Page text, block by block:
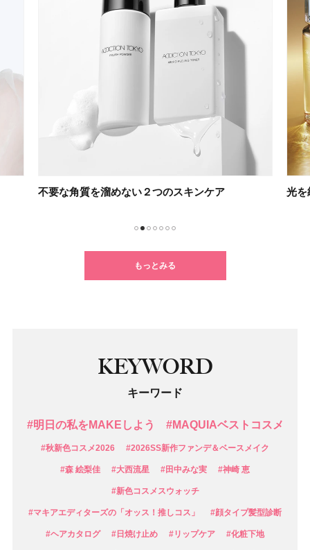
光を紡ぐケアで未来の肌を思いのままに 新習
もっとみる
KEYWORD
キーワード
#明日の私をMAKEしよう #MAQUIAベストコスメ
#秋新色コスメ2026 #2026SS新作ファンデ＆ベースメイク
#森 絵梨佳 #大西流星 #田中みな実 #神崎 恵
#新色コスメスウォッチ
#マキアエディターズの「オッス！推しコス」 #顔タイプ髪型診断
#ヘアカタログ #日焼け止め #リップケア #化粧下地